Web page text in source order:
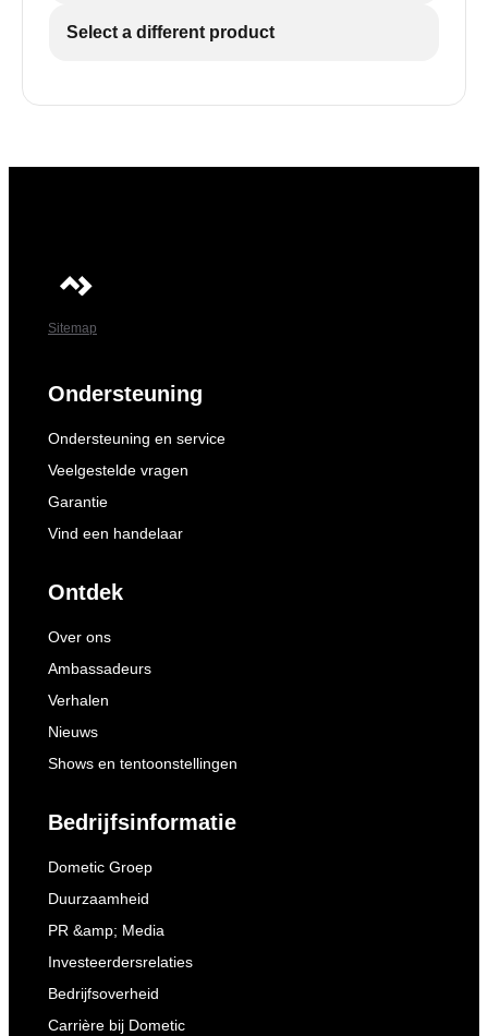
Select a different product
Sitemap
Ondersteuning
Ondersteuning en service
Veelgestelde vragen
Garantie
Vind een handelaar
Ontdek
Over ons
Ambassadeurs
Verhalen
Nieuws
Shows en tentoonstellingen
Bedrijfsinformatie
Dometic Groep
Duurzaamheid
PR &amp; Media
Investeerdersrelaties
Bedrijfsoverheid
Carrière bij Dometic